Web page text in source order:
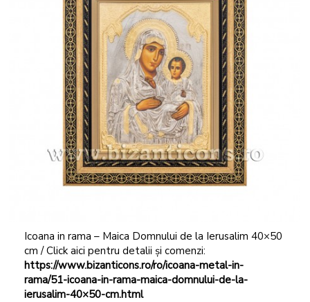
Icoana in rama – Maica Domnului de la Ierusalim 40×50
cm / Click aici pentru detalii și comenzi:
https://www.bizanticons.ro/ro/icoana-metal-in-
rama/51-icoana-in-rama-maica-domnului-de-la-
ierusalim-40×50-cm.html